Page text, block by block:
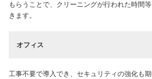
もらうことで、クリーニングが行われた時間
きます。
オフィス
工事不要で導入でき、セキュリティの強化も